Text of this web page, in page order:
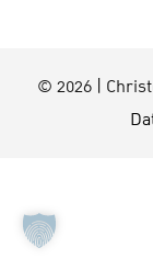
© 2026 |